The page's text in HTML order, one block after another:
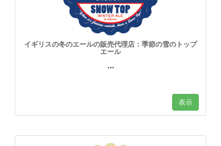
イギリスの冬のエールの販売代理店：季節の雪のトップ
エール
…
表示